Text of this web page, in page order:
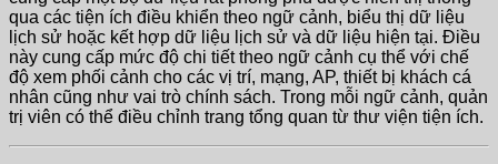
qua các tiện ích điều khiển theo ngữ cảnh, biểu thị dữ liệu
lịch sử hoặc kết hợp dữ liệu lịch sử và dữ liệu hiện tại. Điều
này cung cấp mức độ chi tiết theo ngữ cảnh cụ thể với chế
độ xem phối cảnh cho các vị trí, mạng, AP, thiết bị khách cá
nhân cũng như vai trò chính sách. Trong mỗi ngữ cảnh, quản
trị viên có thể điều chỉnh trang tổng quan từ thư viện tiện ích.